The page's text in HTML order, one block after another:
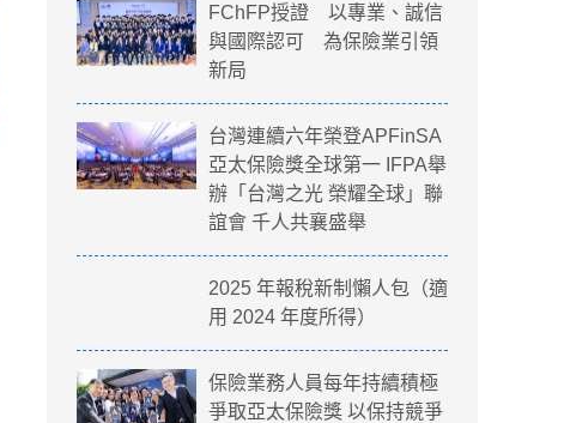
FChFP授證 以專業、誠信
與國際認可 為保險業引領
新局
台灣連續六年榮登APFinSA
亞太保險獎全球第一 IFPA舉
辦「台灣之光 榮耀全球」聯
誼會 千人共襄盛舉
2025 年報稅新制懶人包（適
用 2024 年度所得）
保險業務人員每年持續積極
爭取亞太保險獎 以保持競爭